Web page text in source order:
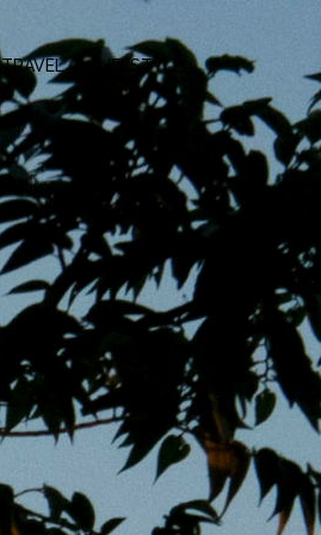
TRAVEL LIFESTYLE